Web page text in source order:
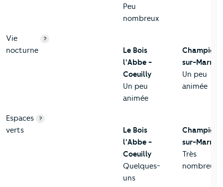
Peu
nombreux
Vie
nocturne
?
Le Bois
l'Abbe -
Coeuilly
Un peu
animée
sur-Marne
Un peu
animée
Espaces
verts
?
Le Bois
l'Abbe -
Coeuilly
Quelques-
uns
sur-Marne
Très
nombreux